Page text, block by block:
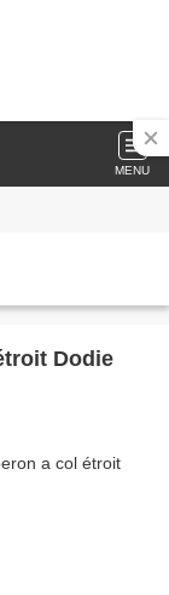
MENU
Dodie